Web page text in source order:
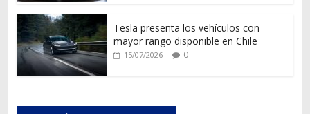
Tesla presenta los vehículos con
mayor rango disponible en Chile
15/07/2026 0